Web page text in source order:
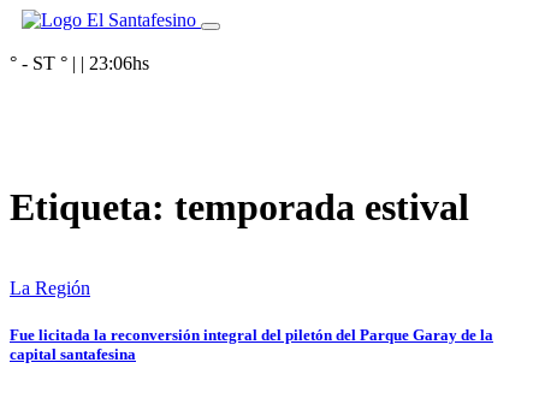
° - ST ° | | 23:06hs
Etiqueta: temporada estival
La Región
Fue licitada la reconversión integral del piletón del Parque Garay de la
capital santafesina